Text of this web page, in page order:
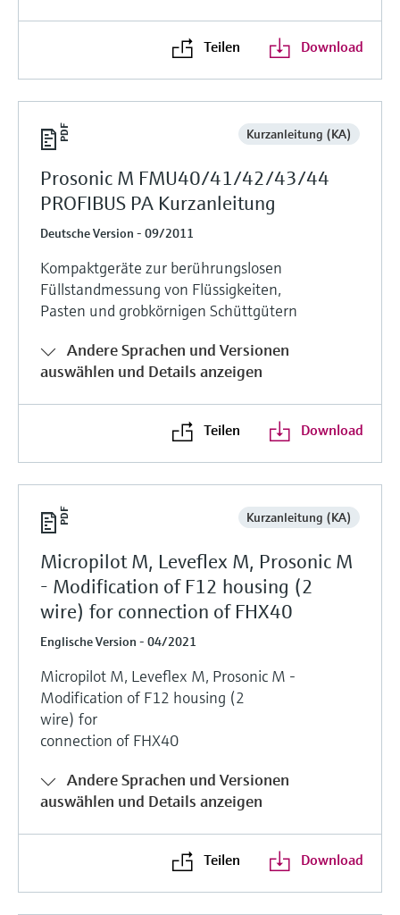
Teilen Download
Kurzanleitung (KA)
Prosonic M FMU40/41/42/43/44
PROFIBUS PA Kurzanleitung
Deutsche Version - 09/2011
Kompaktgeräte zur berührungslosen
Füllstandmessung von Flüssigkeiten,
Pasten und grobkörnigen Schüttgütern
Andere Sprachen und Versionen
auswählen und Details anzeigen
Teilen Download
Kurzanleitung (KA)
Micropilot M, Leveflex M, Prosonic M
- Modification of F12 housing (2
wire) for connection of FHX40
Englische Version - 04/2021
Micropilot M, Leveflex M, Prosonic M -
Modification of F12 housing (2
wire) for
connection of FHX40
Andere Sprachen und Versionen
auswählen und Details anzeigen
Teilen Download